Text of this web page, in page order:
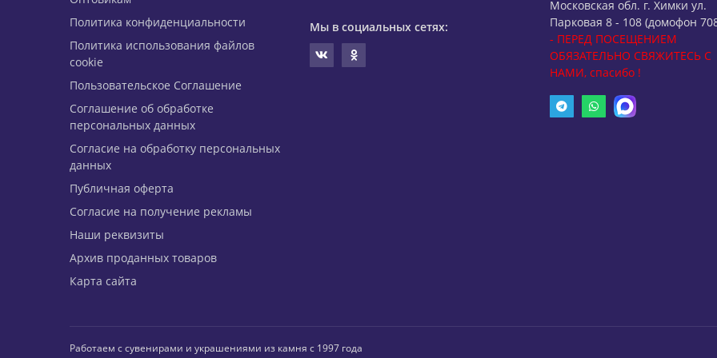
Политика конфиденциальности
Политика использования файлов
cookie
Пользовательское Соглашение
Соглашение об обработке
персональных данных
Согласие на обработку персональных
данных
Публичная оферта
Согласие на получение рекламы
Наши реквизиты
Архив проданных товаров
Карта сайта
Мы в социальных сетях:
Московская обл. г. Химки ул.
Парковая 8 - 108 (домофон
- ПЕРЕД ПОСЕЩЕНИЕМ
ОБЯЗАТЕЛЬНО СВЯЖИТЕСЬ С
НАМИ, спасибо !
Работаем с сувенирами и украшениями из камня с 1997 года